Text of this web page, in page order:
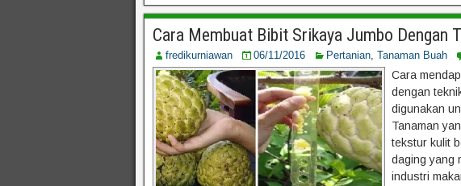
Cara Membuat Bibit Srikaya Jumbo Dengan
fredikurniawan 06/11/2016 Pertanian, Tanaman Buah
Cara
dengan
digunakan
Tanaman
tekstur kulit
daging yang
industri